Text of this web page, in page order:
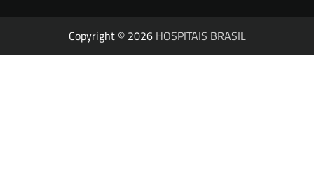
Copyright © 2026 HOSPITAIS BRASIL